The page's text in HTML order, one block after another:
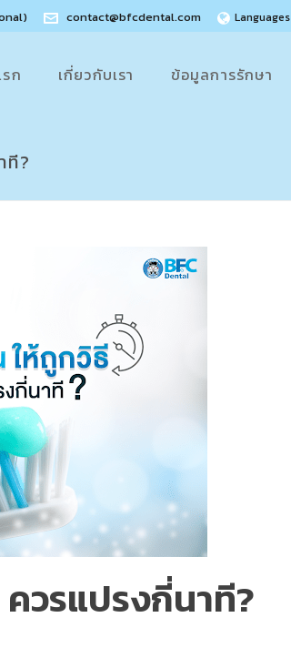
contact@bfcdental.com Languages
ก เกี่ยวกับเรา ข้อมูลการรักษา
ที?
วรแปรงกี่นาที?